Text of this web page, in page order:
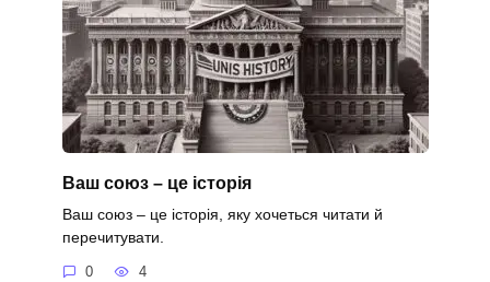
Ваш союз – це історія
Ваш союз – це історія, яку хочеться читати й
перечитувати.
0 4